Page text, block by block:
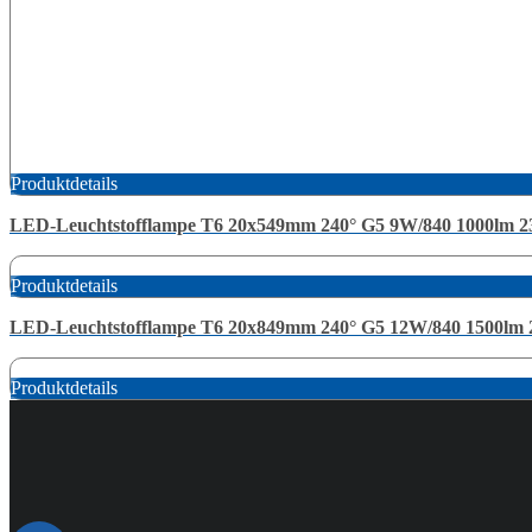
Produktdetails
LED-Leuchtstofflampe T6 20x549mm 240° G5 9W/840 1000lm
Produktdetails
LED-Leuchtstofflampe T6 20x849mm 240° G5 12W/840 1500lm
Produktdetails